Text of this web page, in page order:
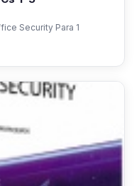
Security Para 1